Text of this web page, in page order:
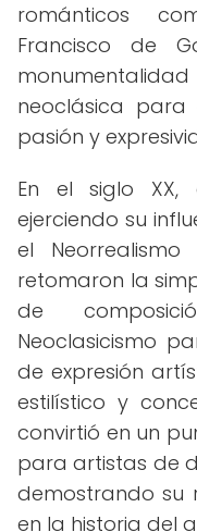
románticos
Francisco de
neoclásica
pasión y
En el siglo XX,
ejerciendo su
el
retomaron la
de
Neoclasicismo
de expresión
estilístico y
convirtió en un
para artistas de
demostrando su
en la historia del